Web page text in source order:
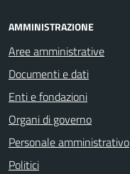
AMMINISTRAZIONE
Aree amministrative
Documenti e dati
Enti e fondazioni
Organi di governo
Personale amministrativo
Politici